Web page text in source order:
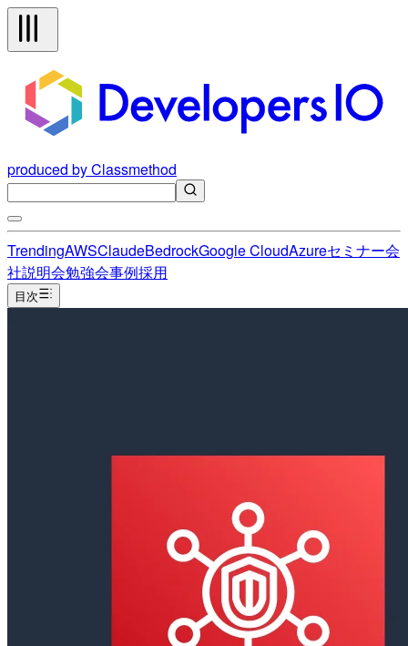
produced by Classmethod
TrendingAWSClaudeBedrockGoogle CloudAzureセミナー会
社説明会勉強会事例採用
目次